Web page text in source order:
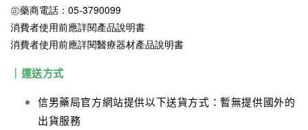
㊣藥商電話：05-3790099
消費者使用前應詳閱產品說明書
消費者使用前應詳閱醫療器材產品說明書
｜運送方式
信男藥局官方網站提供以下送貨方式：暫無提供國外的
出貨服務